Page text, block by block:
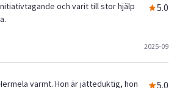
och varit till stor hjälp
5.0
2025-09
varmt. Hon är jätteduktig, hon
5.0